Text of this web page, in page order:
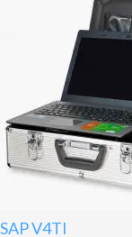
SAP V4TI